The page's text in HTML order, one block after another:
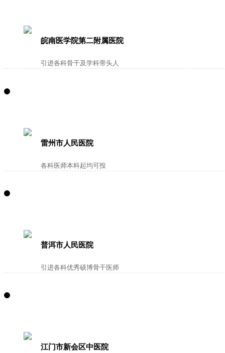
皖南医学院第二附属医院
引进各科骨干及学科带头人
雷州市人民医院
各科医师本科起均可投
普洱市人民医院
引进各科优秀硕博骨干医师
江门市新会区中医院